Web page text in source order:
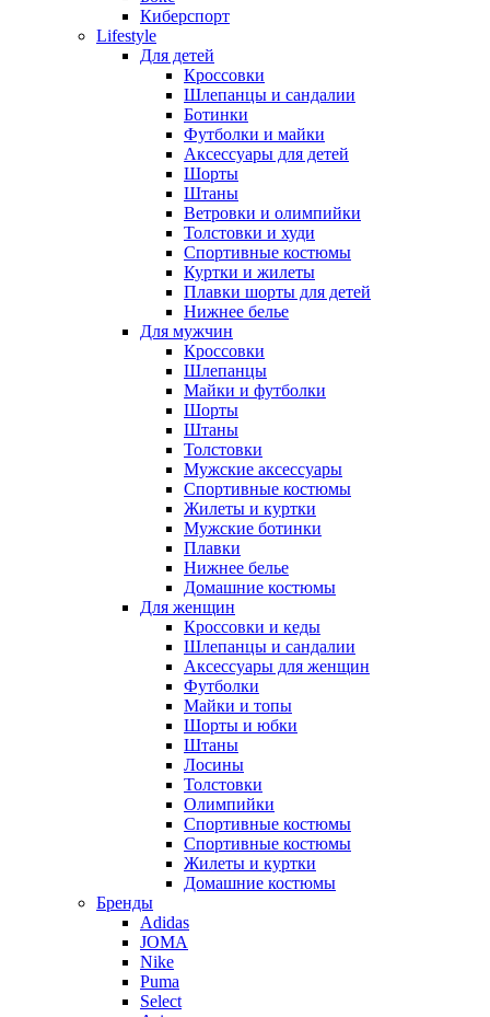
Киберспорт
Lifestyle
Для детей
Кроссовки
Шлепанцы и сандалии
Ботинки
Футболки и майки
Аксессуары для детей
Шорты
Штаны
Ветровки и олимпийки
Толстовки и худи
Спортивные костюмы
Куртки и жилеты
Плавки шорты для детей
Нижнее белье
Для мужчин
Кроссовки
Шлепанцы
Майки и футболки
Шорты
Штаны
Толстовки
Мужские аксессуары
Спортивные костюмы
Жилеты и куртки
Мужские ботинки
Плавки
Нижнее белье
Домашние костюмы
Для женщин
Кроссовки и кеды
Шлепанцы и сандалии
Аксессуары для женщин
Футболки
Майки и топы
Шорты и юбки
Штаны
Лосины
Толстовки
Олимпийки
Спортивные костюмы
Спортивные костюмы
Жилеты и куртки
Домашние костюмы
Бренды
Adidas
JOMA
Nike
Puma
Select